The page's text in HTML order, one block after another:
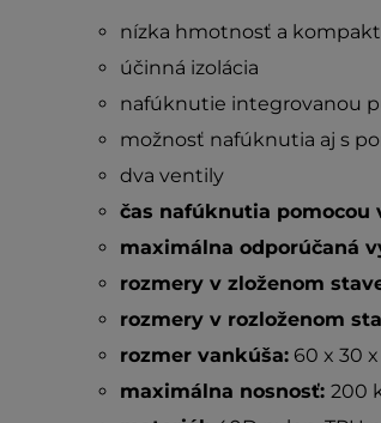
nízka hmotnosť a
účinná izolácia
nafúknutie integrovanou
možnosť nafúknutia aj s
dva ventily
čas nafúknutia pomocou
maximálna odporúčaná
rozmery v zloženom
rozmery v rozloženom
rozmer vankúša:60 x 30 x
maximálna nosnosť: 200